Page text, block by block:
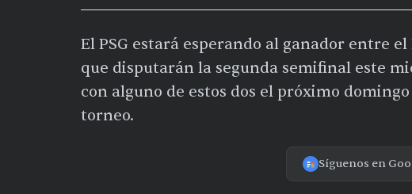
El PSG estará esperando al ganador entre
que disputarán la segunda semifinal este
con alguno de estos dos el próximo
torneo.
Síguenos en